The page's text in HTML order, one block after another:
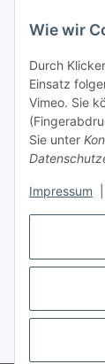
Wie wir
Durch
Einsatz
Vimeo. Sie
Sie unter
Impressum
Gesetzliche
* Alle Preise